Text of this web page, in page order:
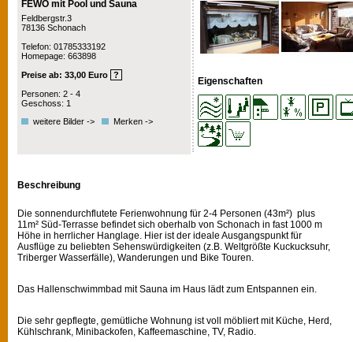
FEWO mit Pool und Sauna
Feldbergstr.3
78136 Schonach
Telefon: 01785333192
Homepage: 663898
Preise ab: 33,00 Euro ?
Personen: 2 - 4
Geschoss: 1
weitere Bilder ->
Merken ->
Eigenschaften
Beschreibung
Die sonnendurchflutete Ferienwohnung für 2-4 Personen (43m²) plus
11m² Süd-Terrasse befindet sich oberhalb von Schonach in fast 1000 m
Höhe in herrlicher Hanglage. Hier ist der ideale Ausgangspunkt für
Ausflüge zu beliebten Sehenswürdigkeiten (z.B. Weltgrößte Kuckucksuhr,
Triberger Wasserfälle), Wanderungen und Bike Touren.
Das Hallenschwimmbad mit Sauna im Haus lädt zum Entspannen ein.
Die sehr gepflegte, gemütliche Wohnung ist voll möbliert mit Küche, Herd,
Kühlschrank, Minibackofen, Kaffeemaschine, TV, Radio.